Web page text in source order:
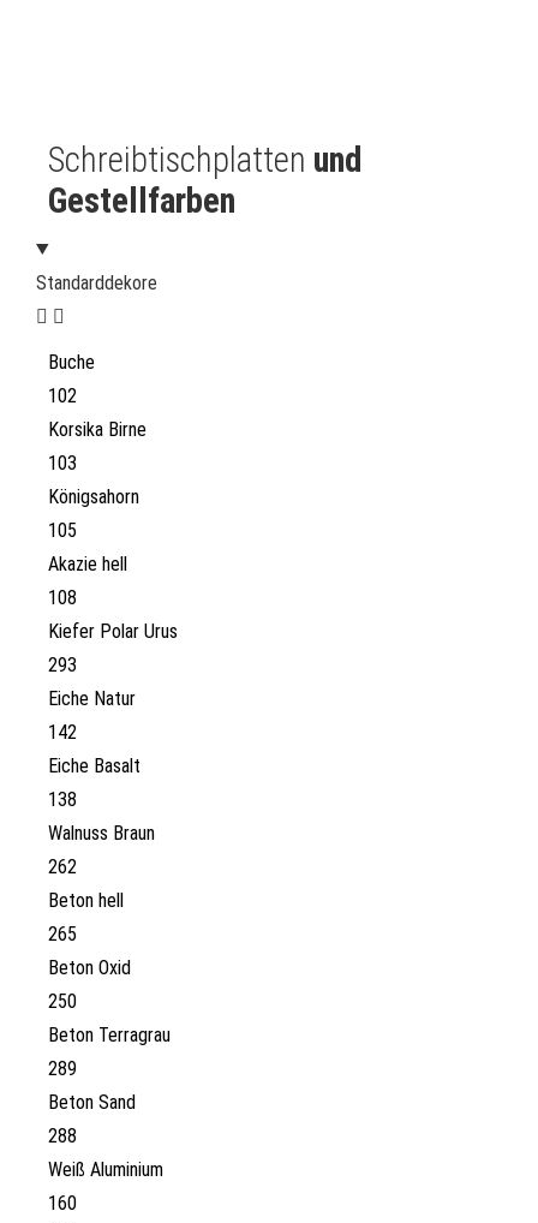
Schreibtischplatten und
Gestellfarben
Standarddekore
Buche
102
Korsika Birne
103
Königsahorn
105
Akazie hell
108
Kiefer Polar Urus
293
Eiche Natur
142
Eiche Basalt
138
Walnuss Braun
262
Beton hell
265
Beton Oxid
250
Beton Terragrau
289
Beton Sand
288
Weiß Aluminium
160